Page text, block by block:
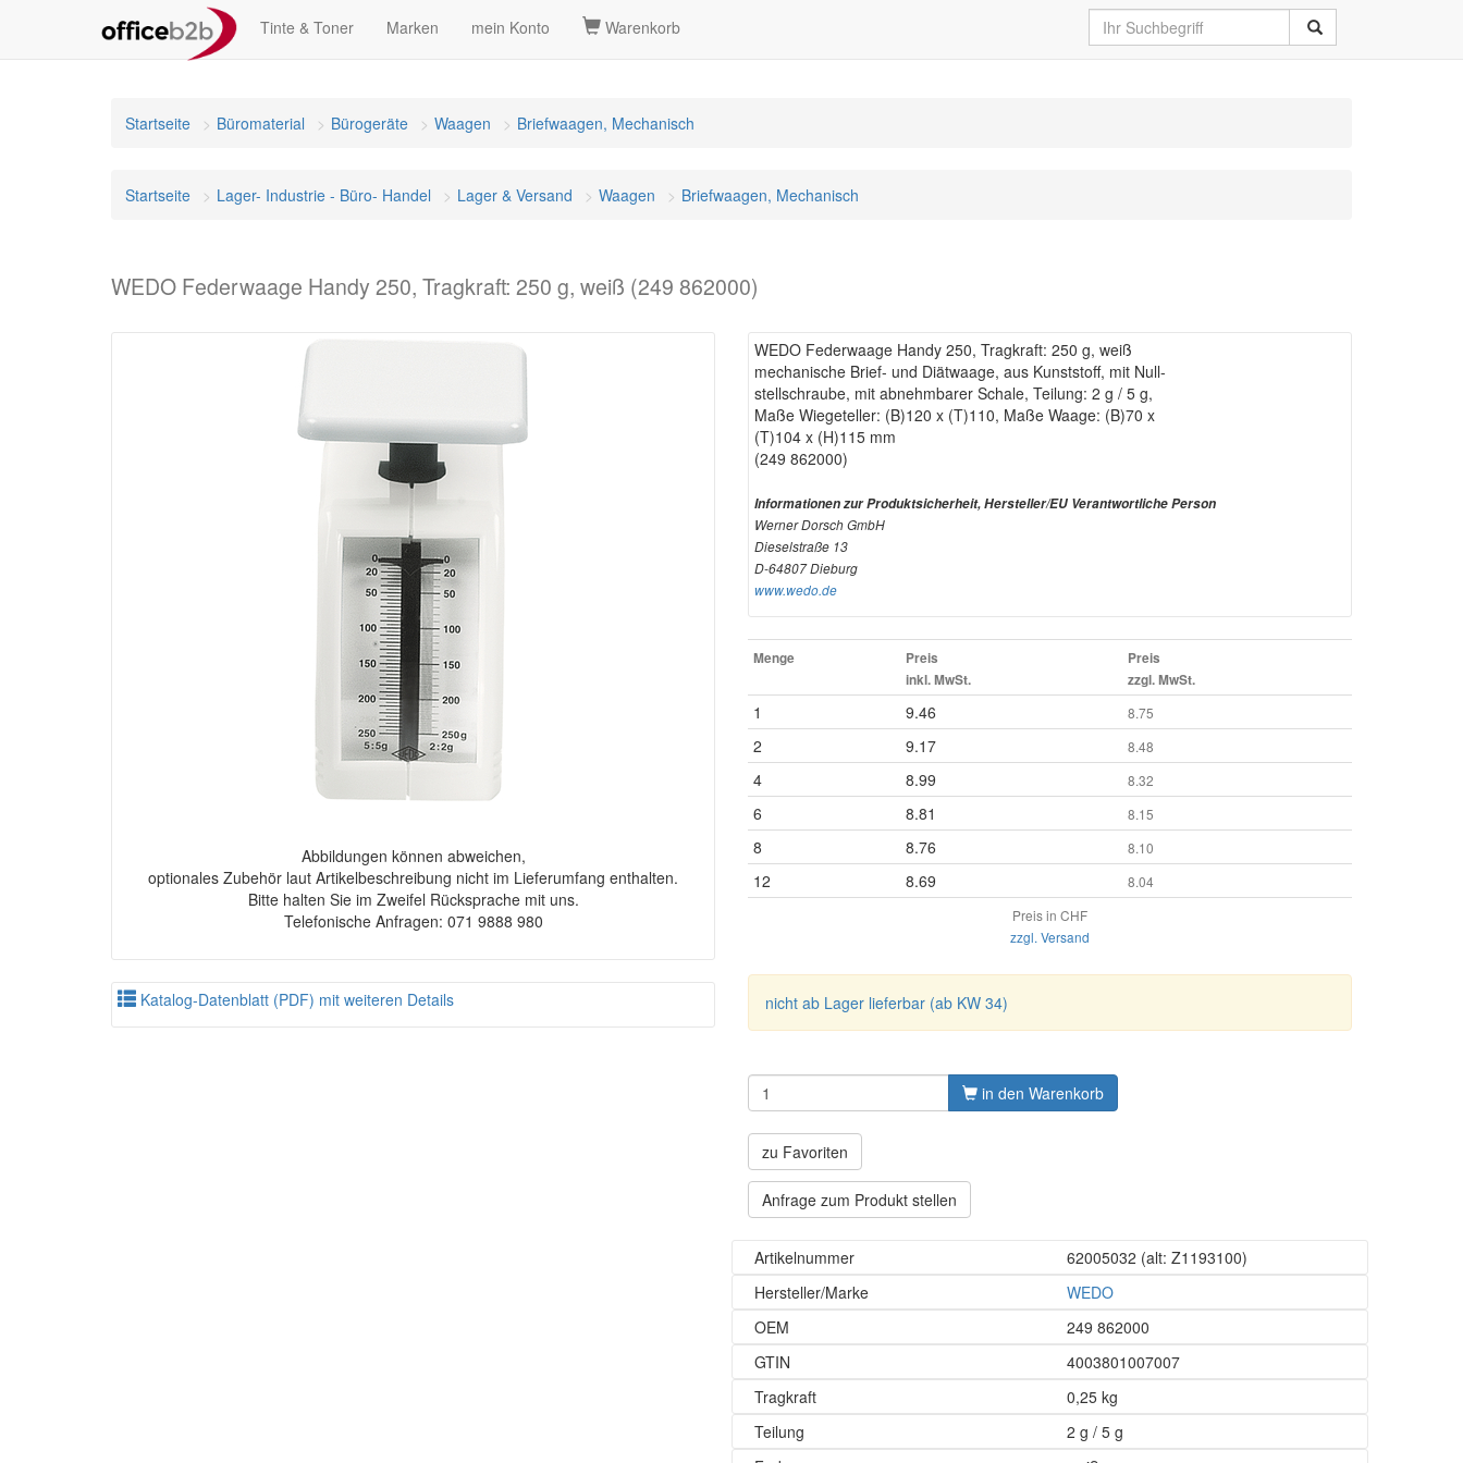
Tinte & Toner Marken mein Konto Warenkorb
Startseite Büromaterial Bürogeräte Waagen Briefwaagen, Mechanisch
Startseite Lager- Industrie - Büro- Handel Lager & Versand Waagen Briefwaagen, Mechanisch
WEDO Federwaage Handy 250, Tragkraft: 250 g, weiß (249 862000)
Abbildungen können abweichen,
optionales Zubehör laut Artikelbeschreibung nicht im Lieferumfang enthalten.
Bitte halten Sie im Zweifel Rücksprache mit uns.
Telefonische Anfragen: 071 9888 980
Katalog-Datenblatt (PDF) mit weiteren Details
WEDO Federwaage Handy 250, Tragkraft: 250 g, weiß
mechanische Brief- und Diätwaage, aus Kunststoff, mit Null-
stellschraube, mit abnehmbarer Schale, Teilung: 2 g / 5 g,
Maße Wiegeteller: (B)120 x (T)110, Maße Waage: (B)70 x
(T)104 x (H)115 mm
(249 862000)
Informationen zur Produktsicherheit, Hersteller/EU Verantwortliche Person
Werner Dorsch GmbH
Dieselstraße 13
D-64807 Dieburg
www.wedo.de
Menge
Preis
inkl. MwSt.
Preis
zzgl. MwSt.
1 9.46 8.75
2 9.17 8.48
4 8.99 8.32
6 8.81 8.15
8 8.76 8.10
12 8.69
8.04
Preis in CHF
zzgl. Versand
nicht ab Lager lieferbar (ab KW 34)
in den Warenkorb
zu Favoriten
Anfrage zum Produkt stellen
Artikelnummer 62005032 (alt: Z1193100)
Hersteller/Marke
WEDO
OEM
249 862000
GTIN
4003801007007
Tragkraft
0,25 kg
Teilung
2 g / 5 g